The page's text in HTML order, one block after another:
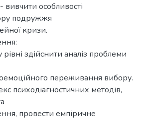
особливості
подружжя
кризи.
здійснити аналіз проблеми
переживання вибору.
психодіагностичних методів,
провести емпіричне